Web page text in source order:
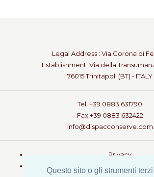
Questo sito o gli strumenti
Legal Address : Via Corona di
Establishment: Via della
76015 Trinitapoli (BT) - ITALY
Tel. +39 0883 631790
Fax +39 0883 632422
info@dispacconserve.com
Privacy
Legal Notes